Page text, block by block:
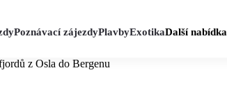
Poznávací zájezdyPlavbyExotikaDalší nabídka
z Osla do Bergenu